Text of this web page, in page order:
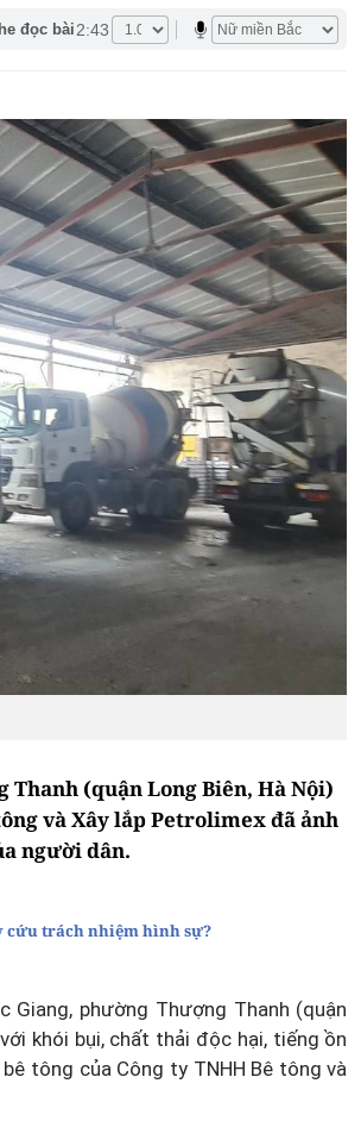
đọc bài 2:43
(quận Long Biên, Hà Nội)
và Xây lắp Petrolimex đã ảnh
người dân.
cứu trách nhiệm hình sự?
Giang, phường Thượng Thanh (quận
khói bụi, chất thải độc hại, tiếng ồn
tông của Công ty TNHH Bê tông và